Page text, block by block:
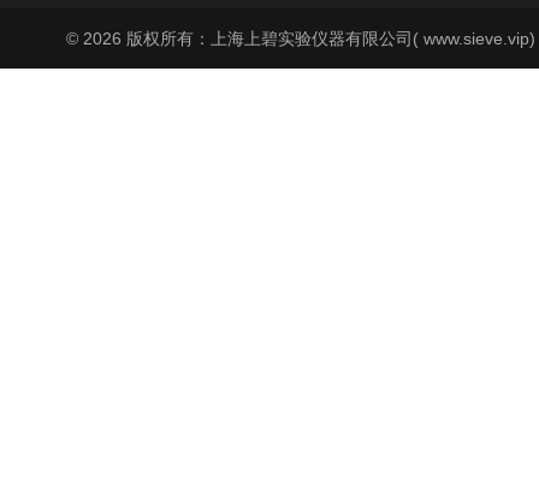
© 2026 版权所有：上海上碧实验仪器有限公司(